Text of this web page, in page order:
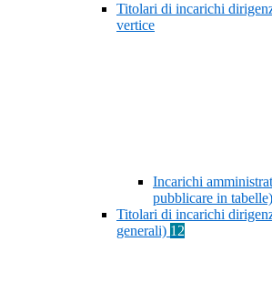
Titolari di incarichi
vertice
Incarichi
pubblicare in tabelle)
Titolari di incarichi
generali) 12